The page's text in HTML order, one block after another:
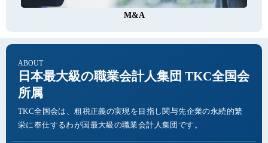
M&A
ABOUT
日本最大級の職業会計人集団 TKC全国会
所属
TKC全国会は、粗税正義の実現を目指し関与先企業の永続的繁
栄に奉仕するわが国最大級の職業会計人集団です。